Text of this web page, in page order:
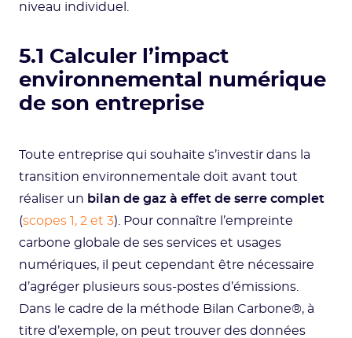
niveau individuel.
5.1 Calculer l’impact
environnemental numérique
de son entreprise
Toute entreprise qui souhaite s’investir dans la
transition environnementale doit avant tout
réaliser un bilan de gaz à effet de serre complet
(scopes 1, 2 et 3). Pour connaître l’empreinte
carbone globale de ses services et usages
numériques, il peut cependant être nécessaire
d’agréger plusieurs sous-postes d’émissions.
Dans le cadre de la méthode Bilan Carbone®, à
titre d’exemple, on peut trouver des données